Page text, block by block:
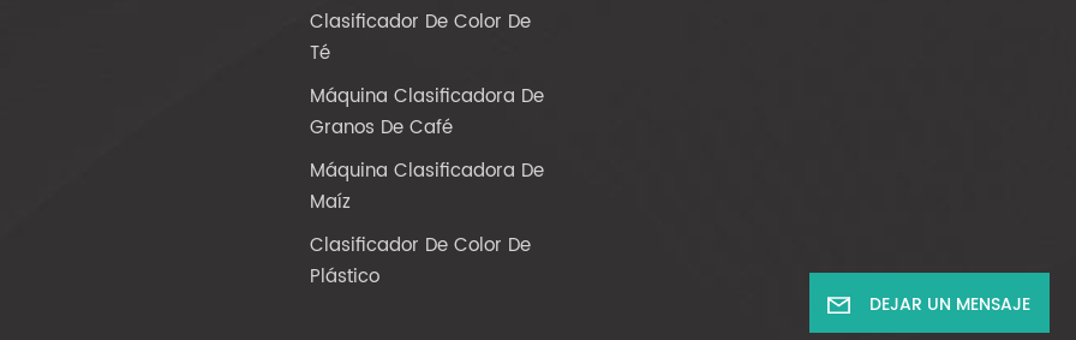
Clasificador De Color De
Té
Máquina Clasificadora De
Granos De Café
Máquina Clasificadora De
Maíz
Clasificador De Color De
Plástico
DEJAR UN MENSAJE